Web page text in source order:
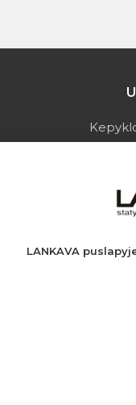
PVM
A.s.:
LANKAVA